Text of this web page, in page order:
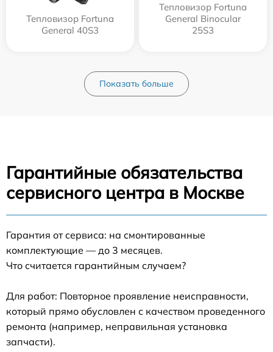
Тепловизор Fortuna
General 40S3
Тепловизор Fortuna
General Binocular
25S3
Показать больше
Гарантийные обязательства
сервисного центра в Москве
Гарантия от сервиса: на смонтированные
комплектующие — до 3 месяцев.
Что считается гарантийным случаем?
Для работ: Повторное проявление неисправности,
который прямо обусловлен с качеством проведенного
ремонта (например, неправильная установка
запчасти).